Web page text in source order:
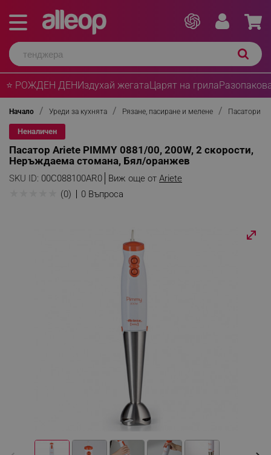
⭐ РОЖДЕН ДЕНИздухай жегатаЦарят на грила
Начало Уреди за кухнята Рязане, пасиране и мелене Пасатори
Неналичен
Пасатор Ariete PIMMY 0881/00, 200W, 2 скорости,
Неръждаема стомана, Бял/оранжев
SKU ID: 00C088100AR0 Виж още от Ariete
(0) 0 Въпроса